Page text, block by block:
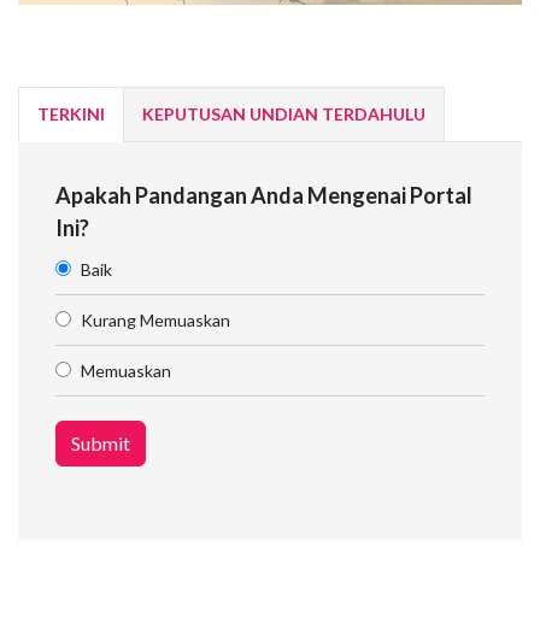
TERKINI KEPUTUSAN UNDIAN TERDAHULU
Apakah Pandangan Anda Mengenai Portal
Ini?
Baik
Kurang Memuaskan
Memuaskan